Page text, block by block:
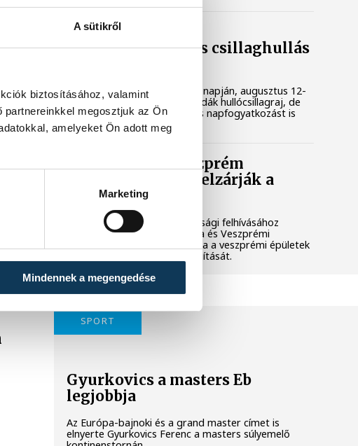
A sütikről
biztosításához, valamint
megosztjuk az Ön
amelyeket Ön adott meg
Marketing
Mindennek a megengedése
Augusztus 12-én
napfogyatkozás és csillaghullás
Az év legsűrűbb csillagászati napján, augusztus 12-
én éjjel tetőzik majd a Perseidák hullócsillagraj, de
ugyanezen a napon részleges napfogyatkozást is
meg lehet majd figyelni.
Lekapcsolják Veszprém
díszkivilágítását, elzárják a
szökőkutakat
A kormány energiatakarékossági felhívásához
csatlakozva Veszprém városa és Veszprémi
Főegyházmegye is lekapcsolta a veszprémi épületek
és nevezetességek díszkivilágítását.
SPORT
Gyurkovics a masters Eb
legjobbja
Az Európa-bajnoki és a grand master címet is
elnyerte Gyurkovics Ferenc a masters súlyemelő